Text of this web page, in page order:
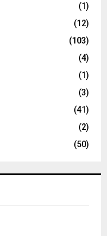
(1)
(12)
(103)
(4)
(1)
(3)
(41)
(2)
(50)